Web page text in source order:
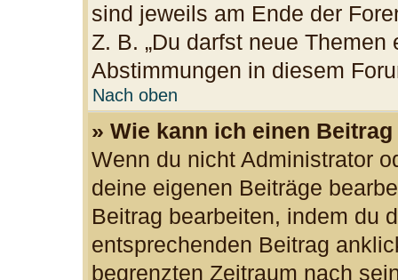
sind jeweils am Ende der
Z. B. „Du darfst neue Themen
Abstimmungen in diesem
Nach oben
» Wie kann ich einen
Wenn du nicht Administrator
deine eigenen Beiträge
Beitrag bearbeiten, indem du
entsprechenden Beitrag
begrenzten Zeitraum nach